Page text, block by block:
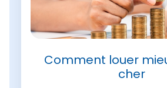
Comment louer
cher